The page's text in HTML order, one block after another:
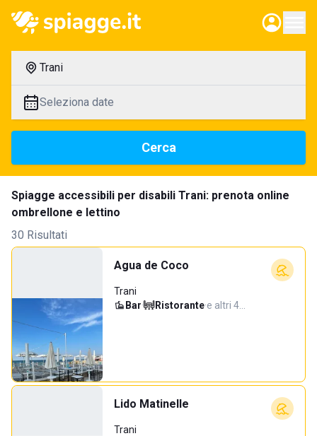
Trani
Seleziona date
Cerca
Spiagge accessibili per disabili Trani: prenota online
ombrellone e lettino
30 Risultati
Agua de Coco
Trani
Bar· Ristorante·e altri 4…
Lido Matinelle
Trani